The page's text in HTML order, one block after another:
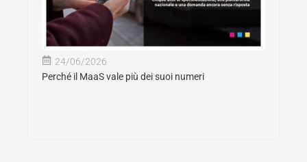
24/06/2026
Perché il MaaS vale più dei suoi numeri